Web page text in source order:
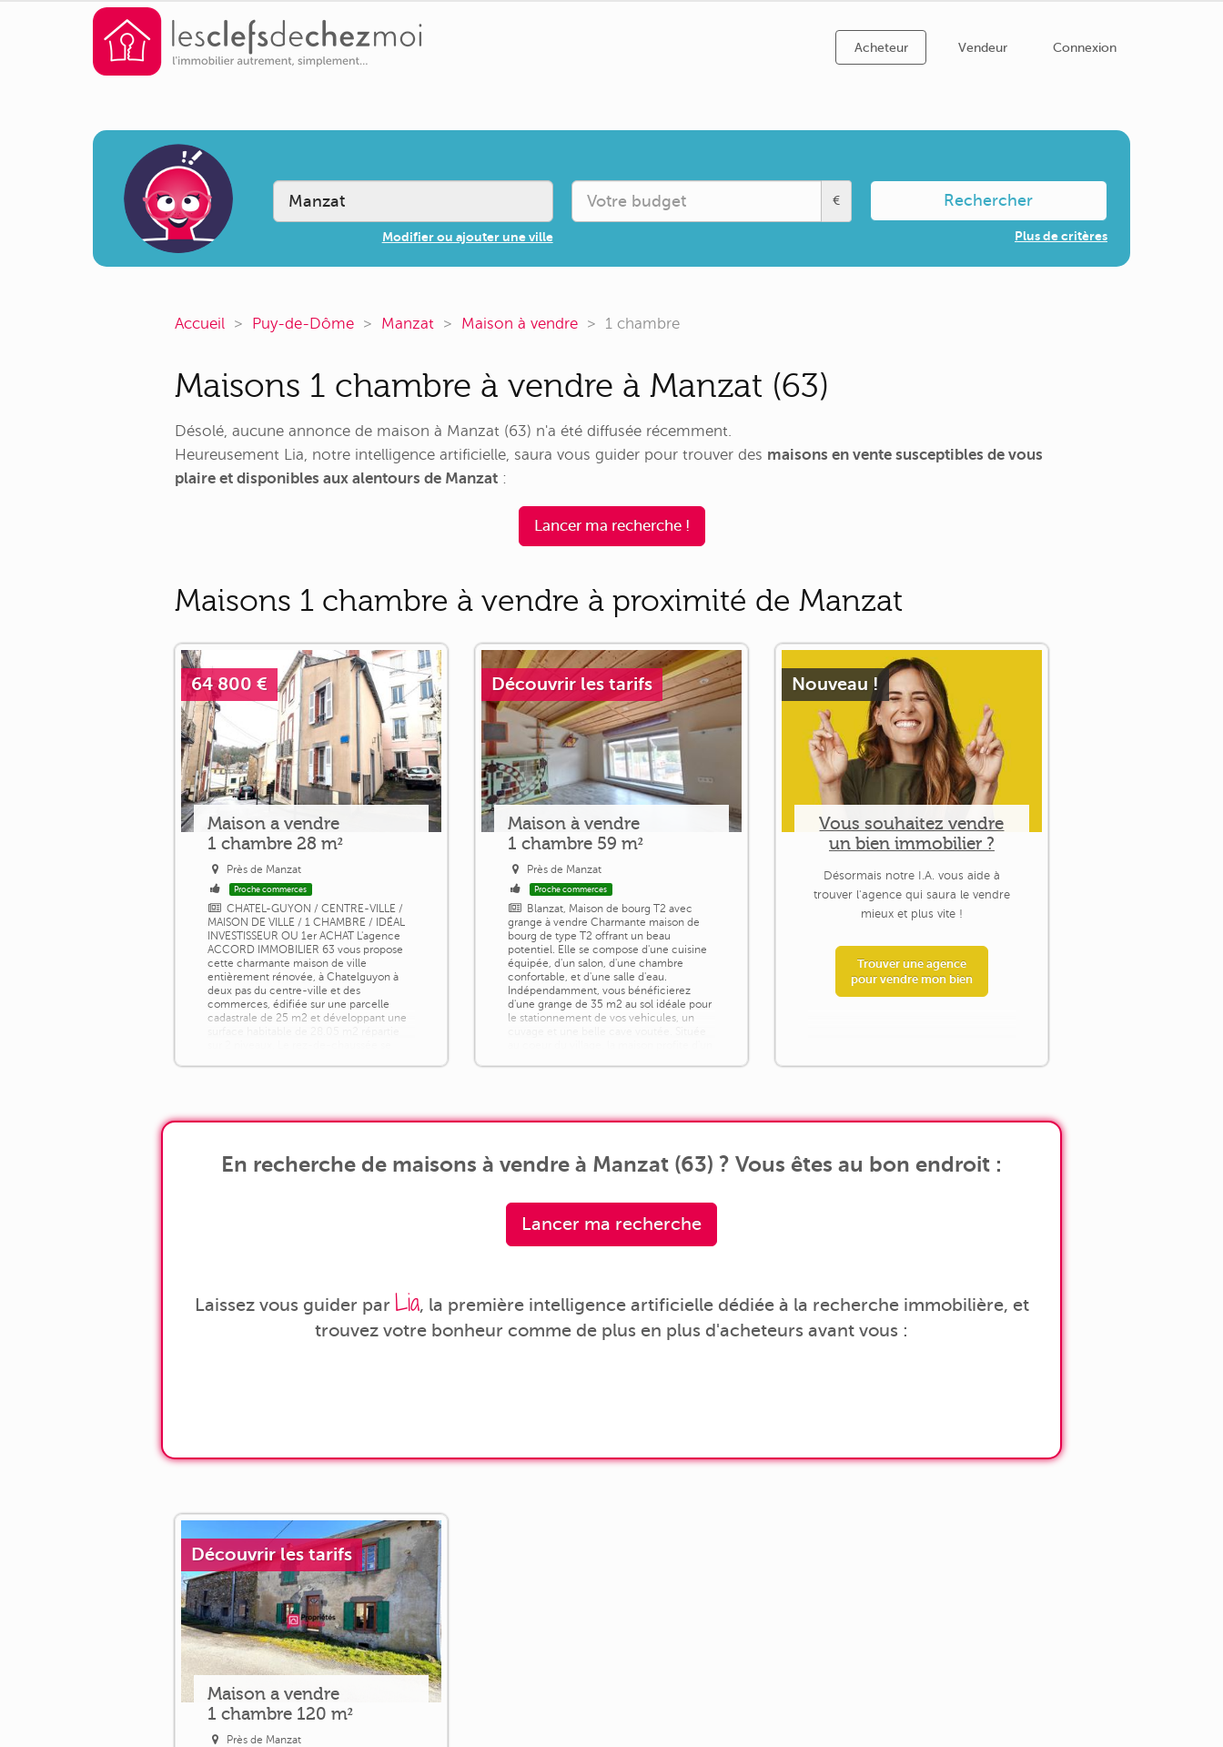
Acheteur Vendeur Connexion
Modifier ou ajouter une ville
€ Rechercher
Plus de critères
Accueil Puy-de-Dôme Manzat Maison à vendre 1 chambre
Maisons 1 chambre à vendre à Manzat (63)
Désolé, aucune annonce de maison à Manzat (63) n'a été diffusée récemment.
Heureusement Lia, notre intelligence artificielle, saura vous guider pour trouver des maisons en vente susceptibles de vous
plaire et disponibles aux alentours de Manzat :
Lancer ma recherche !
Maisons 1 chambre à vendre à proximité de Manzat
64 800 €
Maison a vendre
1 chambre 28 m²
Près de Manzat
Proche commerces
CHATEL-GUYON / CENTRE-VILLE /
MAISON DE VILLE / 1 CHAMBRE / IDÉAL
INVESTISSEUR OU 1er ACHAT L'agence
ACCORD IMMOBILIER 63 vous propose
cette charmante maison de ville
entièrement rénovée, à Chatelguyon à
deux pas du centre-ville et des
commerces, édifiée sur une parcelle
cadastrale de 25 m2 et développant une
Découvrir les tarifs
Maison à vendre
1 chambre 59 m²
Près de Manzat
Proche commerces
Blanzat, Maison de bourg T2 avec
grange à vendre Charmante maison de
bourg de type T2 offrant un beau
potentiel. Elle se compose d'une cuisine
équipée, d'un salon, d'une chambre
confortable, et d'une salle d'eau.
Indépendamment, vous bénéficierez
d'une grange de 35 m2 au sol idéale pour
le stationnement de vos vehicules, un
Nouveau !
Vous souhaitez vendre
un bien immobilier ?
Désormais notre I.A. vous aide à
trouver l'agence qui saura le vendre
mieux et plus vite !
Trouver une agence
pour vendre mon bien
En recherche de maisons à vendre à Manzat (63) ? Vous êtes au bon endroit :
Lancer ma recherche
Laissez vous guider par Lia, la première intelligence artificielle dédiée à la recherche immobilière, et
trouvez votre bonheur comme de plus en plus d'acheteurs avant vous :
Découvrir les tarifs
Maison a vendre
1 chambre 120 m²
Près de Manzat